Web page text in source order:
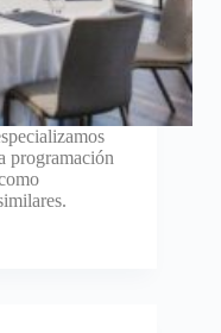
programación